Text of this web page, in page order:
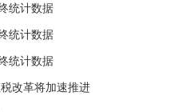
统计数据
统计数据
统计数据
改革将加速推进